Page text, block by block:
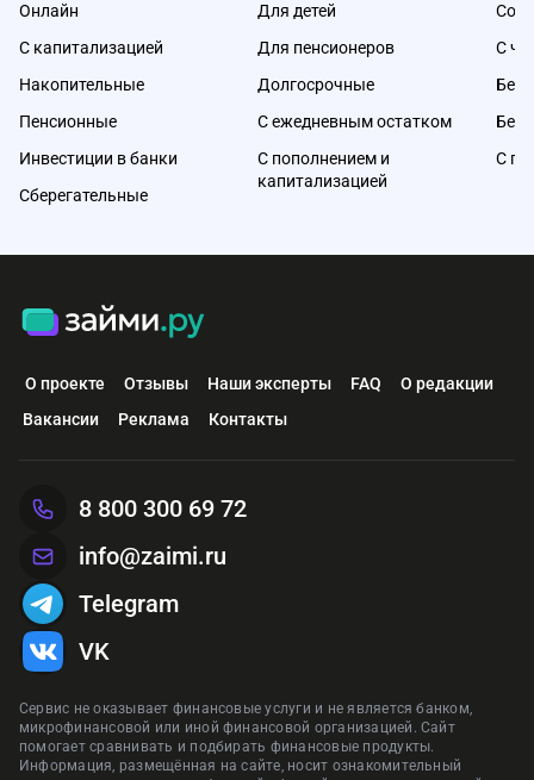
Онлайн
С капитализацией
Накопительные
Пенсионные
Инвестиции в банки
Сберегательные
Для детей
Для пенсионеров
Долгосрочные
С ежедневным остатком
С пополнением и
капитализацией
Со
С
Без
Без
С
О проекте Отзывы Наши эксперты FAQ
О редакции
Вакансии
Реклама Контакты
Сервис не оказывает финансовые услуги и не является банком,
микрофинансовой или иной финансовой организацией. Сайт
помогает сравнивать и подбирать финансовые продукты.
Информация, размещённая на сайте, носит ознакомительный
8 800 300 69 72
info@zaimi.ru
Telegram
VK